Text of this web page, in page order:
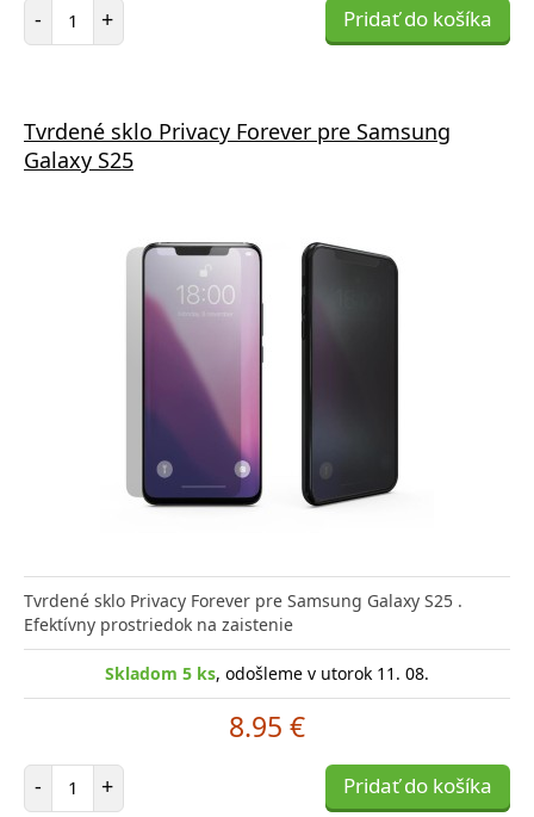
- Počet položiek
+ Pridať do košíka
Tvrdené sklo Privacy Forever pre Samsung
Galaxy S25
Tvrdené sklo Privacy Forever pre Samsung Galaxy S25 .
Efektívny prostriedok na zaistenie
Skladom 5 ks, odošleme v utorok 11. 08.
8.95 €
- Počet položiek
+ Pridať do košíka